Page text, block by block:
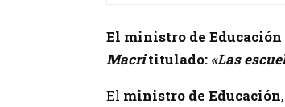
El ministro de Educación
Macrititulado: «Las
El ministro de Educación,